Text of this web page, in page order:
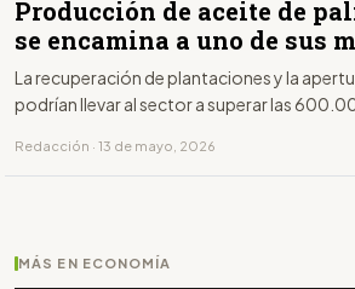
Producción de aceite de
se encamina a uno de sus
La recuperación de plantaciones y la
podrían llevar al sector a superar las
Redacción · 13 de mayo, 2026
MÁS EN ECONOMÍA